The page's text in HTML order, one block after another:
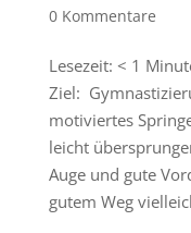
0 Kommentare
Lesezeit: < 1
Ziel:
motiviertes
leicht
Auge und gute
gutem Weg